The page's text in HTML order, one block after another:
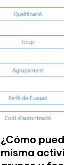
¿Cómo
misma